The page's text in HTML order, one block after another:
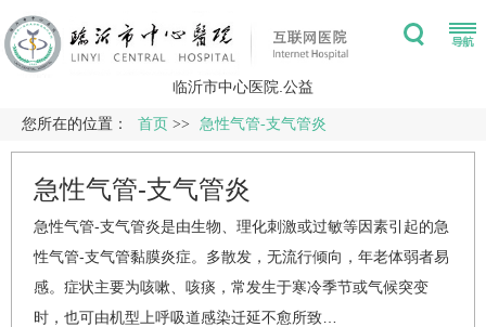
临沂市中心医院.公益
您所在的位置： 首页 >> 急性气管-支气管炎
急性气管-支气管炎
急性气管-支气管炎是由生物、理化刺激或过敏等因素引起的急
性气管-支气管黏膜炎症。多散发，无流行倾向，年老体弱者易
感。症状主要为咳嗽、咳痰，常发生于寒冷季节或气候突变
时，也可由机型上呼吸道感染迁延不愈所致…